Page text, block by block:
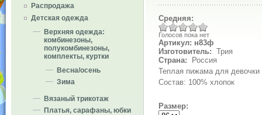
Распродажа
Детская одежда
Верхняя одежда:
комбинезоны,
полукомбинезоны,
комплекты, куртки
Весна/осень
Зима
Вязаный трикотаж
Платья, сарафаны, юбки
Средняя:
Голосов пока нет
Артикул: н83ф
Изготовитель: Трия
Страна:
Россия
Теплая пижама для девочки
Состав: 100% хлопок
Размер: